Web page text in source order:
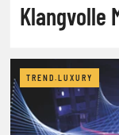
TREND.LUXURY